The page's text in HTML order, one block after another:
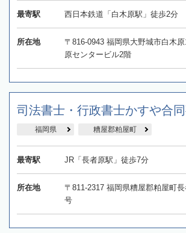
最寄駅 西日本鉄道「白木原駅」徒歩2分
所在地
〒816-0943 福岡県大野城市白木
原センタービル2階
司法書士・行政書士かすや合
福岡県 糟屋郡粕屋町
最寄駅 JR「長者原駅」徒歩7分
所在地
〒811-2317 福岡県糟屋郡粕屋町
号